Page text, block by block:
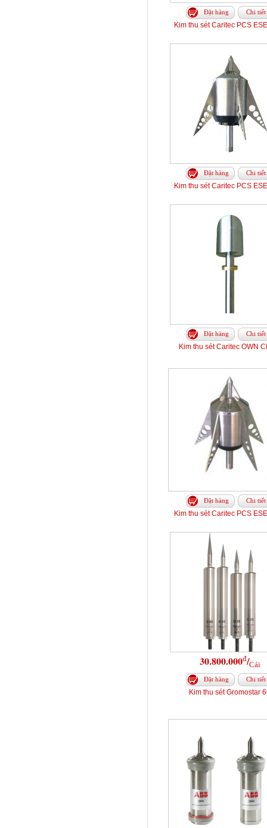
Đặt hàng Chi tiết
Kim thu sét Caritec PCS
Đặt hàng Chi tiết
Kim thu sét Caritec PCS
Đặt hàng Chi tiết
Kim thu sét Caritec OWN
Đặt hàng Chi tiết
Kim thu sét Caritec PCS
30.800.000đ/Cái
Đặt hàng Chi tiết
Kim thu sét Gromostar